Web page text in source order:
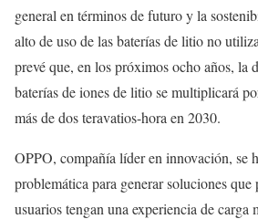
general en términos de futuro y la
alto de uso de las baterías de litio no
prevé que, en los próximos ocho años, la
baterías de iones de litio se multiplicará
más de dos teravatios-hora en 2030.
OPPO, compañía líder en innovación, se
problemática para generar soluciones que
usuarios tengan una experiencia de carga